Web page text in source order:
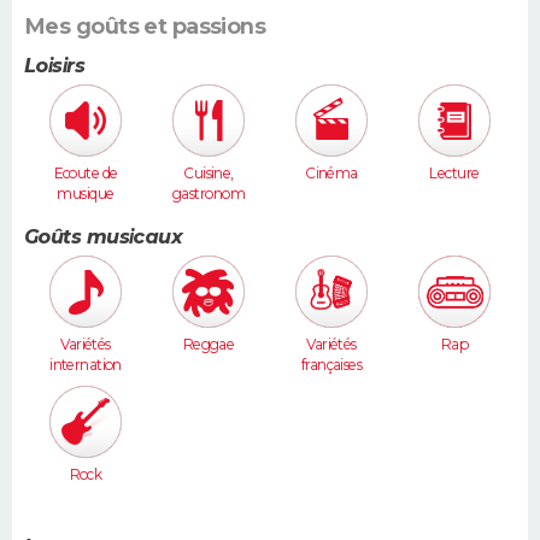
Mes goûts et passions
Loisirs
Ecoute de
musique
Cuisine,
gastronom
Cinéma Lecture
Goûts musicaux
Variétés
internation
ales
Reggae
Variétés
françaises
Rap
Rock